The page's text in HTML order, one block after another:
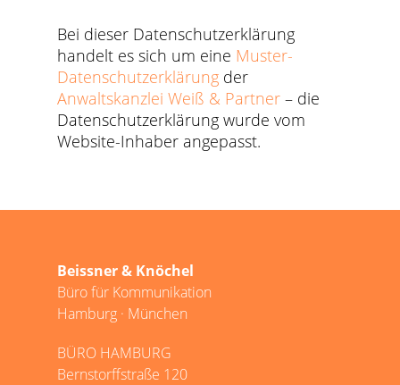
Bei dieser Datenschutzerklärung
handelt es sich um eine Muster-
Datenschutzerklärung der
Anwaltskanzlei Weiß & Partner – die
Datenschutzerklärung wurde vom
Website-Inhaber angepasst.
Beissner & Knöchel
Büro für Kommunikation
Hamburg · München
BÜRO HAMBURG
Bernstorffstraße 120